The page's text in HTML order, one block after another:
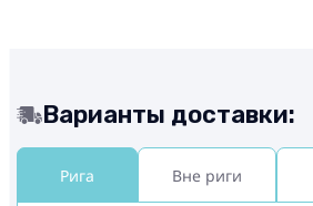
Варианты доставки:
Рига Вне риги